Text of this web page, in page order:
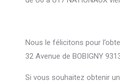
Nous le félicitons pour
32 Avenue de BOBIGNY
Si vous souhaitez obtenir